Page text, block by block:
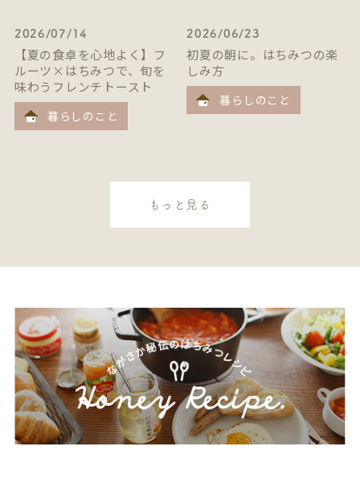
2026/07/14
【夏の食卓を心地よく】フ
ルーツ×はちみつで、旬を
味わうフレンチトースト
暮らしのこと
2026/06/23
初夏の朝に。はちみつの楽
しみ方
暮らしのこと
もっと見る